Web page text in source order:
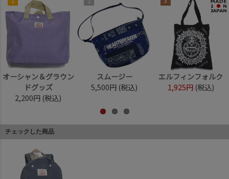
オーシャン＆グラウン
ドグッズ
2,200円 (税込)
スムージー
5,500円 (税込)
エルフィンフォルク
1,925円 (税込)
チェックした商品